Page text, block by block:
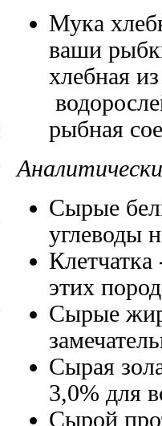
Мука
ваши
хлебная
рыбная
Сырые
углеводы
этих пород
Сырые
Сырая
3,0% для
Сырой